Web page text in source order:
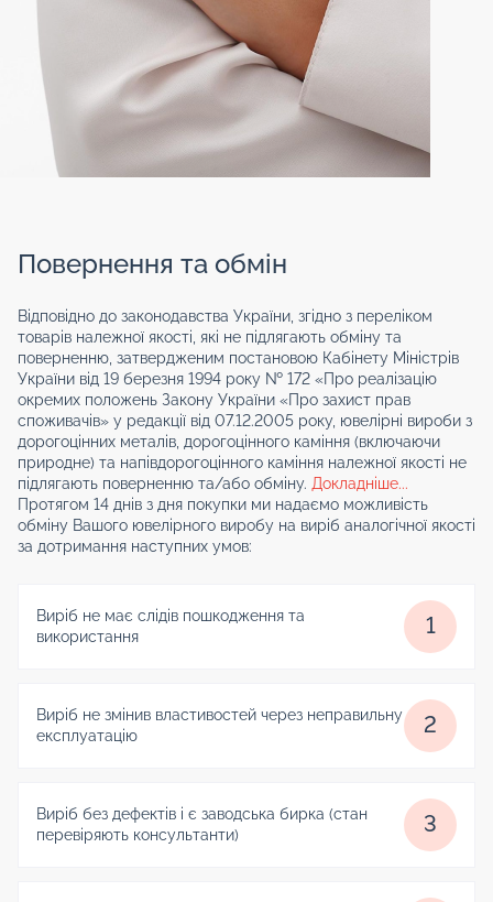
Повернення та обмін
Відповідно до законодавства України, згідно з переліком
товарів належної якості, які не підлягають обміну та
поверненню, затвердженим постановою Кабінету Міністрів
України від 19 березня 1994 року № 172 «Про реалізацію
окремих положень Закону України «Про захист прав
споживачів» у редакції від 07.12.2005 року, ювелірні вироби з
дорогоцінних металів, дорогоцінного каміння (включаючи
природне) та напівдорогоцінного каміння належної якості не
підлягають поверненню та/або обміну. Докладніше...
Протягом 14 днів з дня покупки ми надаємо можливість
обміну Вашого ювелірного виробу на виріб аналогічної якості
за дотримання наступних умов:
Виріб не має слідів пошкодження та
використання
1
Виріб не змінив властивостей через неправильну
експлуатацію
2
Виріб без дефектів і є заводська бирка (стан
перевіряють консультанти)
3